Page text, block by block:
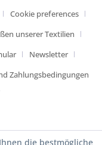
Cookie preferences
unserer Textilien
Newsletter
Zahlungsbedingungen
die bestmögliche